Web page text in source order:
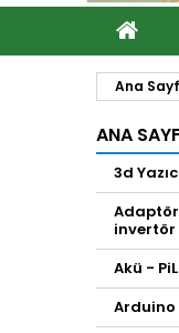
Ana
ANA
3d
invertör
Akü - PiL
Arduino